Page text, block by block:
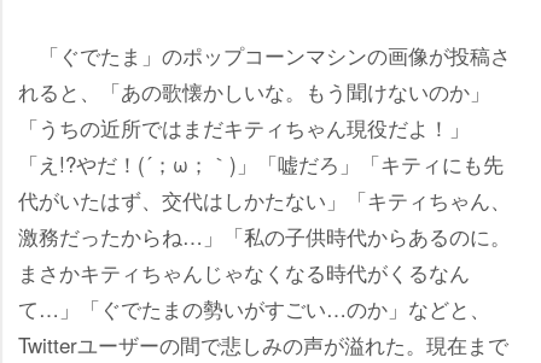
「ぐでたま」のポップコーンマシンの画像が投稿さ
れると、「あの歌懐かしいな。もう聞けないのか」
「うちの近所ではまだキティちゃん現役だよ！」
「え!?やだ！(´；ω；｀)」「嘘だろ」「キティにも先
代がいたはず、交代はしかたない」「キティちゃん、
激務だったからね…」「私の子供時代からあるのに。
まさかキティちゃんじゃなくなる時代がくるなん
て…」「ぐでたまの勢いがすごい…のか」などと、
Twitterユーザーの間で悲しみの声が溢れた。現在まで